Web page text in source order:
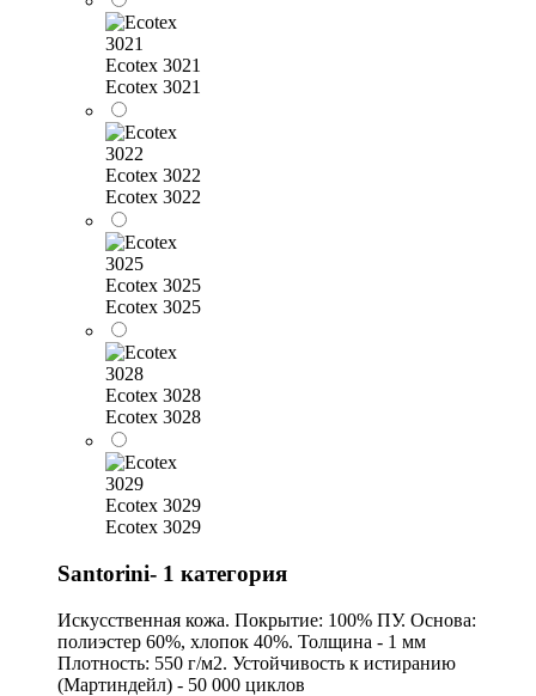
Ecotex 3021
Ecotex 3021
Ecotex 3022
Ecotex 3022
Ecotex 3025
Ecotex 3025
Ecotex 3028
Ecotex 3028
Ecotex 3029
Ecotex 3029
Santorini- 1 категория
Искусственная кожа. Покрытие: 100% ПУ. Основа:
полиэстер 60%, хлопок 40%. Толщина - 1 мм
Плотность: 550 г/м2. Устойчивость к истиранию
(Мартиндейл) - 50 000 циклов